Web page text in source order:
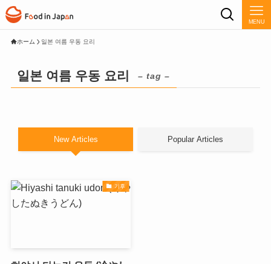
MENU
ホーム 일본 여름 우동 요리
일본 여름 우동 요리 – tag –
New Articles Popular Articles
기후